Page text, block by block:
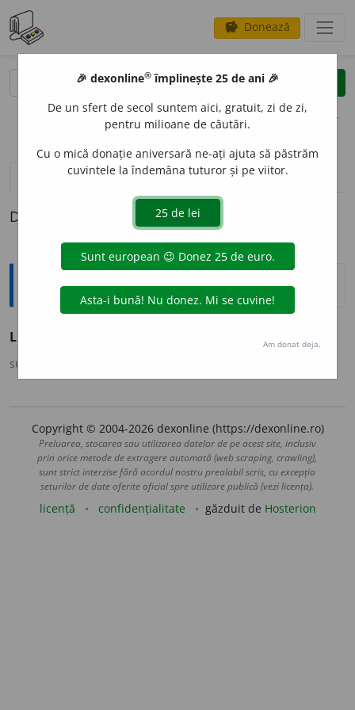
savings Donează
clear
opțiuni
definiții (1) pronunțievolume_up (50)
Definiția cu ID-ul 191622:
Sinonime
LOC
sursa:
Copyright © 2004-2026 dexonline (https://dexonline.ro)
Preluarea, stocarea sau utilizarea datelor de pe acest site, inclusiv
prin orice metode de extragere automată (web scraping, crawling),
sunt strict interzise fără acordul nostru prealabil scris, cu excepția
seturilor de date oferite oficial spre utilizare publică (vezi licența).
licență confidențialitate găzduit de Hosterion
🎉 dexonline® împlinește 25 de ani 🎉
De un sfert de secol suntem aici, gratuit, zi de zi,
pentru milioane de căutări.
Cu o mică donație aniversară ne-ați ajuta să păstrăm
cuvintele la îndemâna tuturor și pe viitor.
Am donat deja.